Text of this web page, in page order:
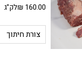
₪ 160.00 לק"ג